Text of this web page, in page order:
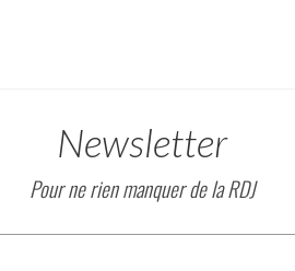
Newsletter
Pour ne rien manquer de la RDJ